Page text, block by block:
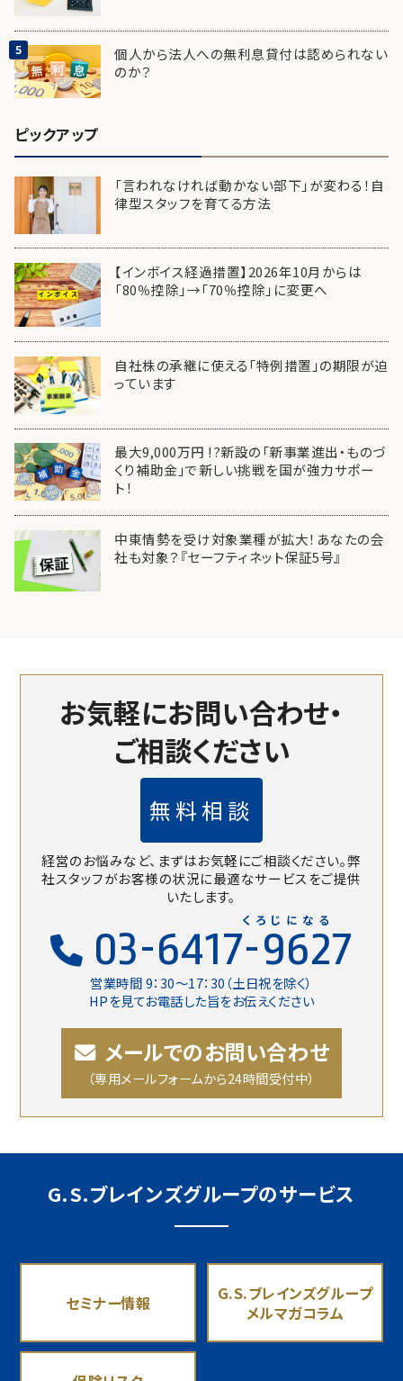
個人から法人への無利息貸付は認められない
のか？
ピックアップ
「言われなければ動かない部下」が変わる！自
律型スタッフを育てる方法
【インボイス経過措置】2026年10月からは
「80％控除」→「70％控除」に変更へ
自社株の承継に使える「特例措置」の期限が迫
っています
最大9,000万円 !?新設の「新事業進出・ものづ
くり補助金」で新しい挑戦を国が強力サポー
ト！
中東情勢を受け対象業種が拡大！あなたの会
社も対象？『セーフティネット保証5号』
お気軽にお問い合わせ・
ご相談ください
無料相談
経営のお悩みなど、まずはお気軽にご相談ください。弊
社スタッフがお客様の状況に最適なサービスをご提供
いたします。
03-6417-9627
営業時間 9：30〜17：30（土日祝を除く）
HPを見てお電話した旨をお伝えください
くろじになる
メールでのお問い合わせ
（専用メールフォームから24時間受付中）
G.S.ブレインズグループのサービス
セミナー情報
G.S.ブレインズグループ
メルマガコラム